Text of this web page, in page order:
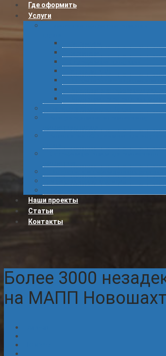
Где оформить
Услуги
Наши проекты
Статьи
Контакты
Более 3000
на МАПП